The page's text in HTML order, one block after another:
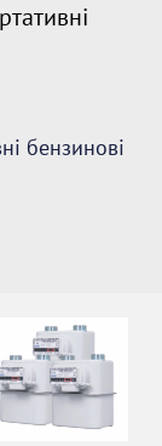
бензинові